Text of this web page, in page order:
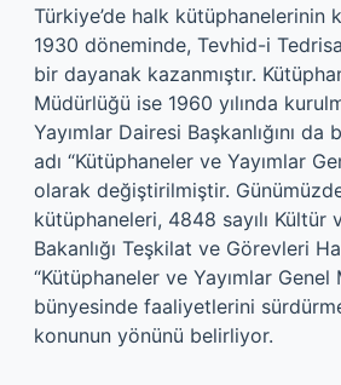
Türkiye’de halk kütüphanelerinin
1930 döneminde, Tevhid-i
bir dayanak kazanmıştır.
Müdürlüğü ise 1960 yılında
Yayımlar Dairesi Başkanlığını da
adı “Kütüphaneler ve Yayımlar
olarak değiştirilmiştir.
kütüphaneleri, 4848 sayılı Kültür
Bakanlığı Teşkilat ve Görevleri
“Kütüphaneler ve Yayımlar Genel
bünyesinde faaliyetlerini
konunun yönünü belirliyor.